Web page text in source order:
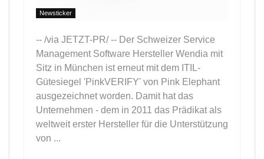
Newsticker
-- /via JETZT-PR/ -- Der Schweizer Service
Management Software Hersteller Wendia mit
Sitz in München ist erneut mit dem ITIL-
Gütesiegel 'PinkVERIFY' von Pink Elephant
ausgezeichnet worden. Damit hat das
Unternehmen - dem in 2011 das Prädikat als
weltweit erster Hersteller für die Unterstützung
von ...